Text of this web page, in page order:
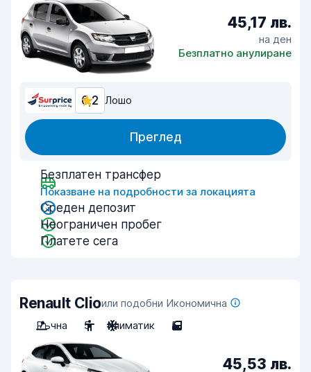
45,17 лв.
на ден
Безплатно анулиране
6,2 Лошо
Преглед
Безплатен трансфер
Показване на подробности за локацията
Среден депозит
Неограничен пробег
Платете сега
Renault Clioили подобни Икономична
Ръчна
5 Климатик 5
45,53 лв.